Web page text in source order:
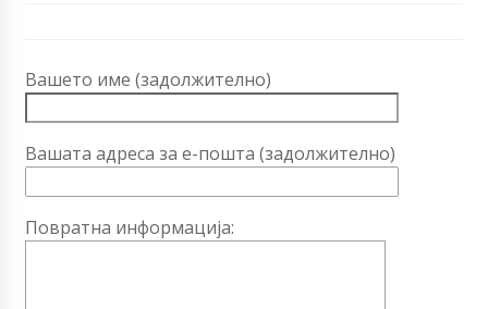
Вашето име (задолжително)
Вашата адреса за е-пошта (задолжително)
Повратна информација: